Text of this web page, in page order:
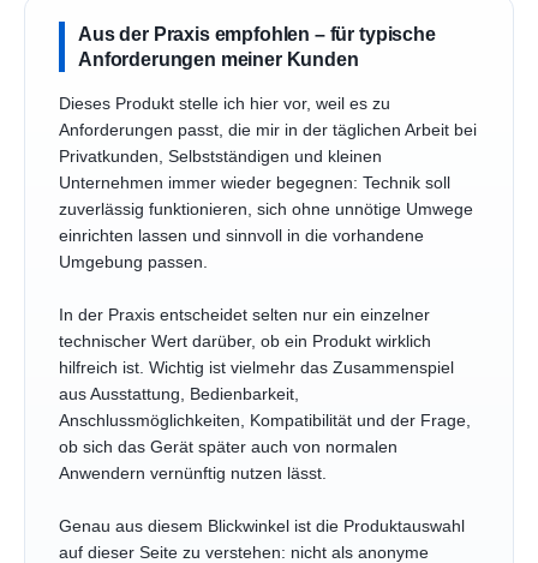
Aus der Praxis empfohlen – für typische
Anforderungen meiner Kunden
Dieses Produkt stelle ich hier vor, weil es zu
Anforderungen passt, die mir in der täglichen Arbeit bei
Privatkunden, Selbstständigen und kleinen
Unternehmen immer wieder begegnen: Technik soll
zuverlässig funktionieren, sich ohne unnötige Umwege
einrichten lassen und sinnvoll in die vorhandene
Umgebung passen.
In der Praxis entscheidet selten nur ein einzelner
technischer Wert darüber, ob ein Produkt wirklich
hilfreich ist. Wichtig ist vielmehr das Zusammenspiel
aus Ausstattung, Bedienbarkeit,
Anschlussmöglichkeiten, Kompatibilität und der Frage,
ob sich das Gerät später auch von normalen
Anwendern vernünftig nutzen lässt.
Genau aus diesem Blickwinkel ist die Produktauswahl
auf dieser Seite zu verstehen: nicht als anonyme